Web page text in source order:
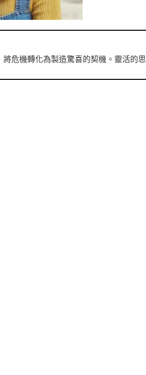
將危機轉化為製造驚喜的契機。靈活的思